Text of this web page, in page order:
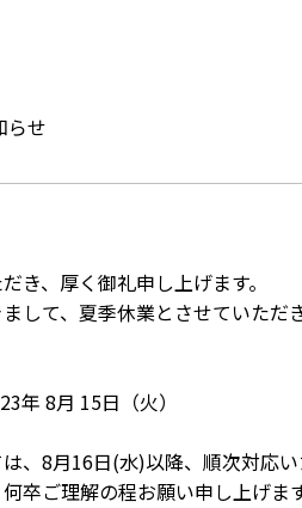
らせ
き、厚く御礼申し上げます。
して、夏季休業とさせていただ
8月 15日（火）
、8月16日(水)以降、順次対応い
卒ご理解の程お願い申し上げます